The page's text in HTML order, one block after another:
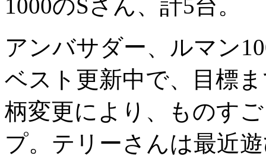
1000のSさん、計5台。
アンバサダー、ルマン
ベスト更新中で、目標
柄変更により、ものす
プ。テリーさんは最近